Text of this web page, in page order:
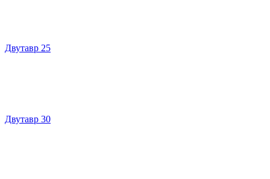
Двутавр 25
Двутавр 30